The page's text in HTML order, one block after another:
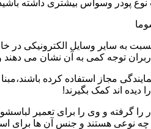
نوع پودر وسواس بیشتری داشته
به سایر وسایل الکترونیکی در
توجه کمی به آن نشان می دهند و
مجاز استفاده کرده
دیده اند کمک بگیرند!
را گرفته و وی را برای تعمیر
چه نوعی هستند و جنس آن ها برای